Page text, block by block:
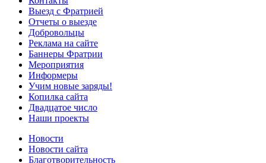
Выезд с Фратрией
Отчеты о выезде
Добровольцы
Реклама на сайте
Баннеры Фратрии
Мероприятия
Информеры
Учим новые заряды!
Копилка сайта
Двадцатое число
Наши проекты
Новости
Новости сайта
Благотворительность